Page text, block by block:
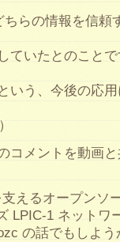
らの情報を信頼
ていたとのこと
いう、今後の応
コメントを動画
支えるオープンソ
LPIC-1 ネットワ
の話でもしよう